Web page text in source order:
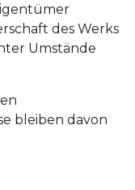
des Werks
Umstände
bleiben davon